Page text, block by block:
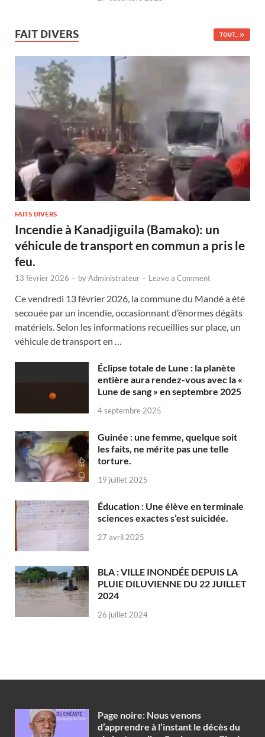
FAIT DIVERS TOUT...
FAITS DIVERS
Incendie à Kanadjiguila (Bamako): un
véhicule de transport en commun a pris le
feu.
13 février 2026 - byAdministrateur - Leave a Comment
Ce vendredi 13 février 2026, la commune du Mandé a été
secouée par un incendie, occasionnant d’énormes dégâts
matériels. Selon les informations recueillies sur place, un
véhicule de transport en …
Éclipse totale de Lune : la planète
entière aura rendez-vous avec la «
Lune de sang » en septembre 2025
4 septembre 2025
Guinée : une femme, quelque soit
les faits, ne mérite pas une telle
torture.
19 juillet 2025
Éducation : Une élève en terminale
sciences exactes s’est suicidée.
27 avril 2025
BLA : VILLE INONDÉE DEPUIS LA
PLUIE DILUVIENNE DU 22 JUILLET
2024
26 juillet 2024
Page noire: Nous venons
d’apprendre à l’instant le décès du